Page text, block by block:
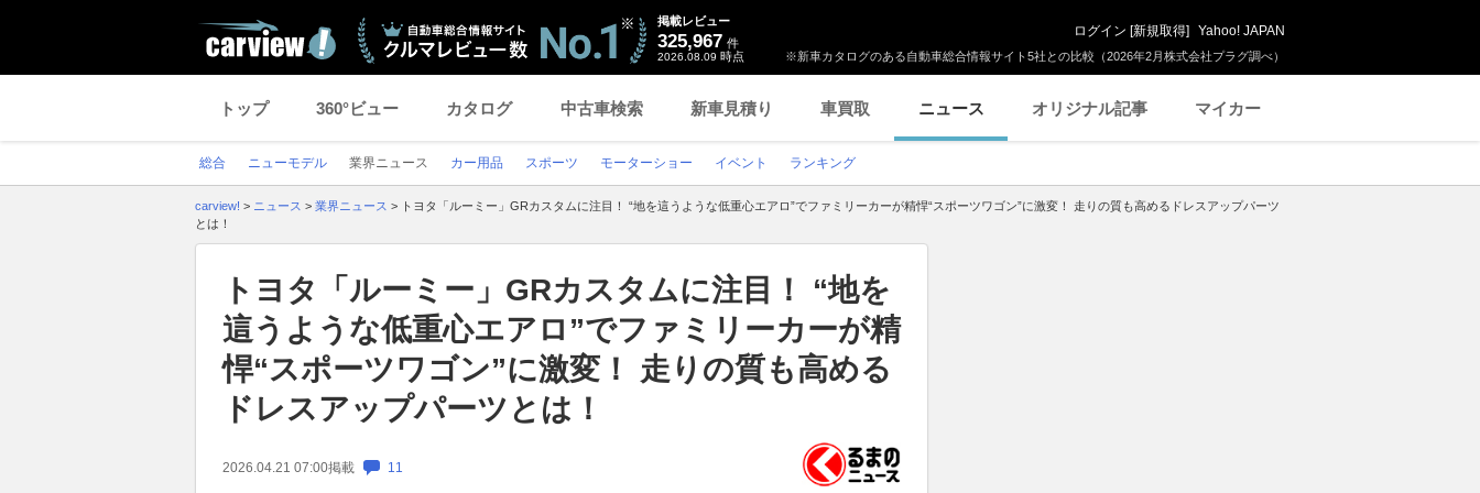
※新車カタログのある自動車総合情報サイト5社との比較（2026年2月株式会社プラグ調べ）
掲載レビュー
325,967 件
2026.08.09 時点
ログイン [新規取得] Yahoo! JAPAN
トップ 360°ビュー カタログ 中古車検索 新車見積り 車買取 ニュース オリジナル記事 マイカー
総合 ニューモデル 業界ニュース カー用品 スポーツ モーターショー イベント ランキング
carview! > ニュース > 業界ニュース > トヨタ「ルーミー」GRカスタムに注目！ “地を這うような低重心エアロ”でファミリーカーが精悍“スポーツワゴン”に激変！ 走りの質も高めるドレスアップパーツ
とは！
トヨタ「ルーミー」GRカスタムに注目！ “地を
這うような低重心エアロ”でファミリーカーが精
悍“スポーツワゴン”に激変！ 走りの質も高める
ドレスアップパーツとは！
2026.04.21 07:00掲載 11